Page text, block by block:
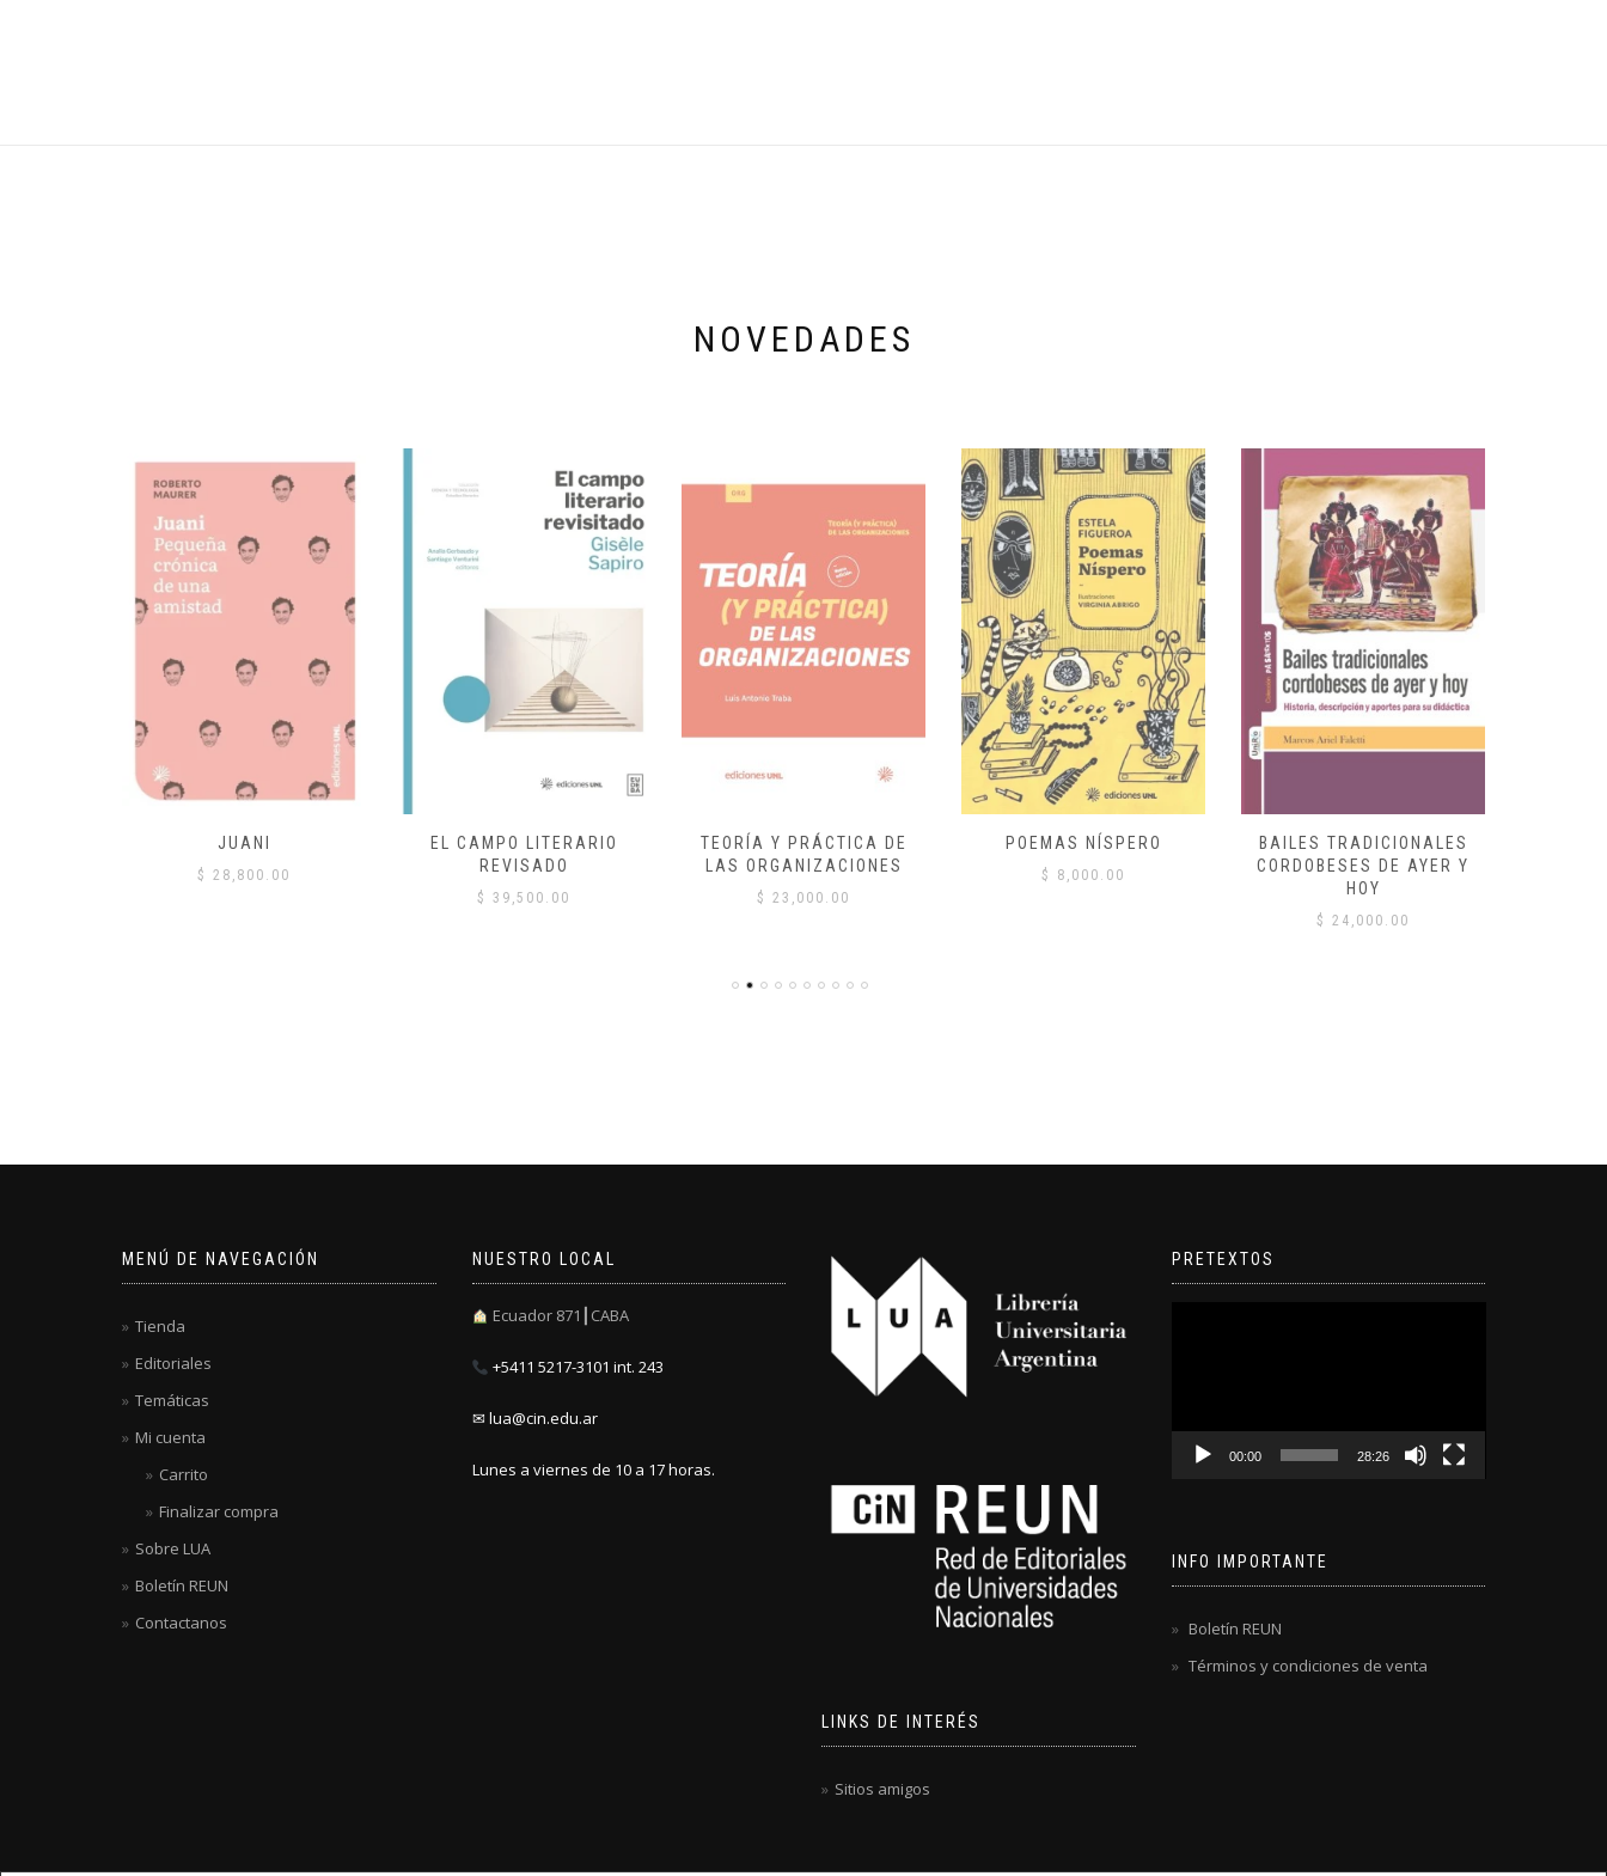
NOVEDADES
JUANI
$ 28,800.00
EL CAMPO LITERARIO
REVISADO
$ 39,500.00
TEORÍA Y PRÁCTICA DE
LAS ORGANIZACIONES
$ 23,000.00
POEMAS NÍSPERO
$ 8,000.00
BAILES TRADICIONALES
CORDOBESES DE AYER Y
HOY
$ 24,000.00
MENÚ DE NAVEGACIÓN
Tienda
Editoriales
Temáticas
Mi cuenta
Carrito
Finalizar compra
Sobre LUA
Boletín REUN
Contactanos
NUESTRO LOCAL
Ecuador 871┃CABA
+5411 5217-3101 int. 243
✉ lua@cin.edu.ar
Lunes a viernes de 10 a 17 horas.
LINKS DE INTERÉS
Sitios amigos
PRETEXTOS
00:00 28:26
INFO IMPORTANTE
Boletín REUN
Términos y condiciones de venta